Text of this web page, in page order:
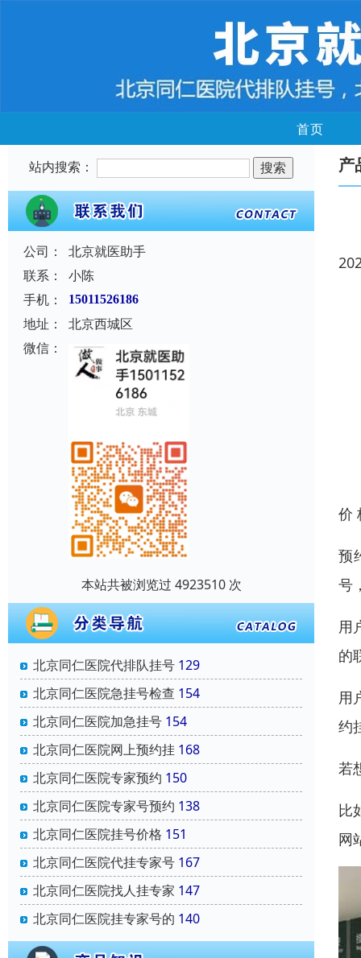
首页
站内搜索：
公司：
北京就医助手
联系：
小陈
手机：
15011526186
地址：
北京西城区
微信：
本站共被浏览过 4923510 次
北京同仁医院代排队挂号 129
北京同仁医院急挂号检查 154
北京同仁医院加急挂号 154
北京同仁医院网上预约挂 168
北京同仁医院专家预约 150
北京同仁医院专家号预约 138
北京同仁医院挂号价格 151
北京同仁医院代挂专家号 167
北京同仁医院找人挂专家 147
北京同仁医院挂专家号的 140
产
价
预
号
用
的
用
约
若
比
网